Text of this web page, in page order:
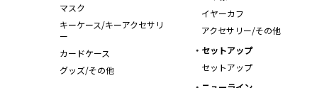
イヤーカフ
アクセサリー/その他
マスク
キーケース/キーアクセサリ
ー
カードケース
グッズ/その他
セットアップ
セットアップ